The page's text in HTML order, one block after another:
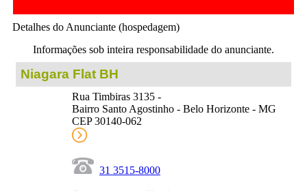
Detalhes do Anunciante (hospedagem)
Informações sob inteira responsabilidade do anunciante.
Niagara Flat BH
Rua Timbiras 3135 -
Bairro Santo Agostinho - Belo Horizonte - MG
CEP 30140-062
31 3515-8000